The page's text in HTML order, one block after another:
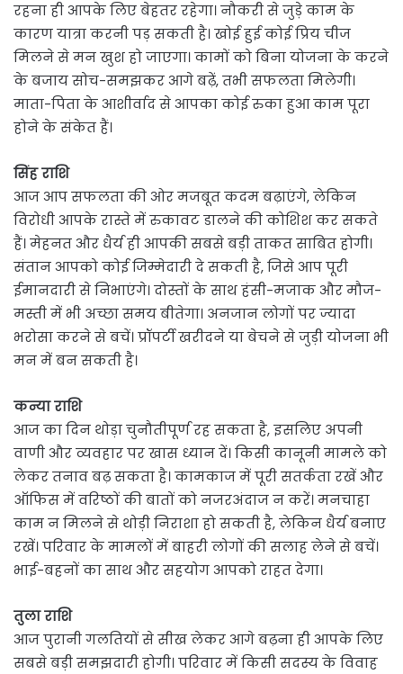
रहना ही आपके लिए बेहतर रहेगा। नौकरी से जुड़े काम के
कारण यात्रा करनी पड़ सकती है। खोई हुई कोई प्रिय चीज
मिलने से मन खुश हो जाएगा। कामों को बिना योजना के करने
के बजाय सोच-समझकर आगे बढ़ें, तभी सफलता मिलेगी।
माता-पिता के आशीर्वाद से आपका कोई रुका हुआ काम पूरा
होने के संकेत हैं।
सिंह राशि
आज आप सफलता की ओर मजबूत कदम बढ़ाएंगे, लेकिन
विरोधी आपके रास्ते में रुकावट डालने की कोशिश कर सकते
हैं। मेहनत और धैर्य ही आपकी सबसे बड़ी ताकत साबित होगी।
संतान आपको कोई जिम्मेदारी दे सकती है, जिसे आप पूरी
ईमानदारी से निभाएंगे। दोस्तों के साथ हंसी-मजाक और मौज-
मस्ती में भी अच्छा समय बीतेगा। अनजान लोगों पर ज्यादा
भरोसा करने से बचें। प्रॉपर्टी खरीदने या बेचने से जुड़ी योजना भी
मन में बन सकती है।
कन्या राशि
आज का दिन थोड़ा चुनौतीपूर्ण रह सकता है, इसलिए अपनी
वाणी और व्यवहार पर खास ध्यान दें। किसी कानूनी मामले को
लेकर तनाव बढ़ सकता है। कामकाज में पूरी सतर्कता रखें और
ऑफिस में वरिष्ठों की बातों को नजरअंदाज न करें। मनचाहा
काम न मिलने से थोड़ी निराशा हो सकती है, लेकिन धैर्य बनाए
रखें। परिवार के मामलों में बाहरी लोगों की सलाह लेने से बचें।
भाई-बहनों का साथ और सहयोग आपको राहत देगा।
तुला राशि
आज पुरानी गलतियों से सीख लेकर आगे बढ़ना ही आपके लिए
सबसे बड़ी समझदारी होगी। परिवार में किसी सदस्य के विवाह